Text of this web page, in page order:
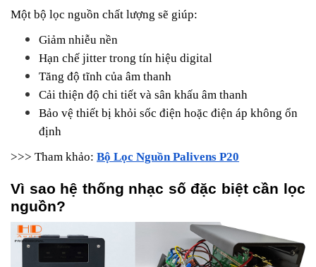
Một bộ lọc nguồn chất lượng sẽ giúp:
Giảm nhiễu nền
Hạn chế jitter trong tín hiệu digital
Tăng độ tĩnh của âm thanh
Cải thiện độ chi tiết và sân khấu âm thanh
Bảo vệ thiết bị khỏi sốc điện hoặc điện áp không ổn
định
>>> Tham khảo: Bộ Lọc Nguồn Palivens P20
Vì sao hệ thống nhạc số đặc biệt cần lọc
nguồn?